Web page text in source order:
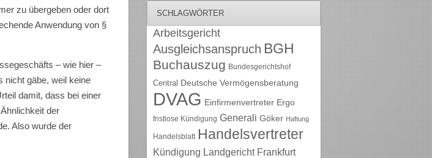
zu übergeben oder dort
Anwendung von §
– wie hier –
nicht gäbe, weil keine
damit, dass bei einer
der
Also wurde der
SCHLAGWÖRTER
Arbeitsgericht
Ausgleichsanspruch BGH
Buchauszug Bundesgerichtshof
Central Deutsche Vermögensberatung
DVAG Einfirmenvertreter Ergo
fristlose Kündigung Generali Göker Haftung
Handelsblatt Handelsvertreter
Kündigung Landgericht Frankfurt